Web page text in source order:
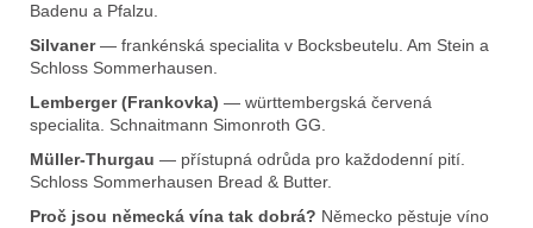
Badenu a Pfalzu.
Silvaner— frankénská specialita v Bocksbeutelu. Am Stein a
Schloss Sommerhausen.
Lemberger (Frankovka) — württembergská červená
specialita. Schnaitmann Simonroth GG.
Müller-Thurgau — přístupná odrůda pro každodenní pití.
Schloss Sommerhausen Bread & Butter.
Proč jsou německá vína tak dobrá? Německo pěstuje víno